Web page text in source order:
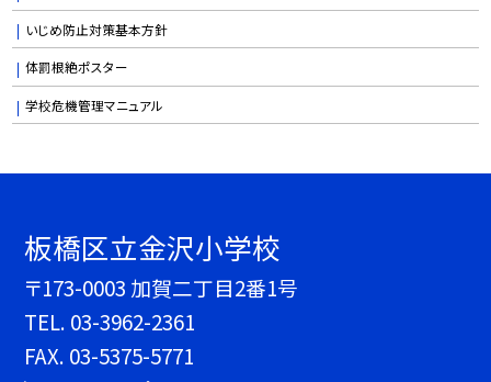
いじめ防止対策基本方針
体罰根絶ポスター
学校危機管理マニュアル
板橋区立金沢小学校
〒173-0003 加賀二丁目2番1号
TEL. 03-3962-2361
FAX. 03-5375-5771